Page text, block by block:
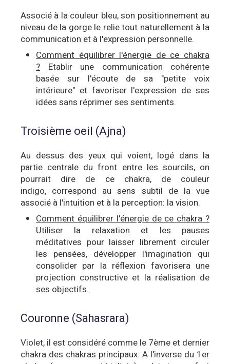
Associé à la couleur bleu, son positionnement au
niveau de la gorge le relie tout naturellement à la
communication et à l'expression personnelle.
Comment équilibrer l'énergie de ce chakra
? Etablir une communication cohérente
basée sur l'écoute de sa "petite voix
intérieure" et favoriser l'expression de ses
idées sans réprimer ses sentiments.
Troisième oeil (Ajna)
Au dessus des yeux qui voient, logé dans la
partie centrale du front entre les sourcils, on
pourrait dire de ce chakra, de couleur
indigo, correspond au sens subtil de la vue
associé à l'intuition et à la perception: la vision.
Comment équilibrer l'énergie de ce chakra ?
Utiliser la relaxation et les pauses
méditatives pour laisser librement circuler
les pensées, développer l'imagination qui
consolider par la réflexion favorisera une
projection constructive et la réalisation de
ses objectifs.
Couronne (Sahasrara)
Violet, il est considéré comme le 7ème et dernier
chakra des chakras principaux. A l'inverse du 1er